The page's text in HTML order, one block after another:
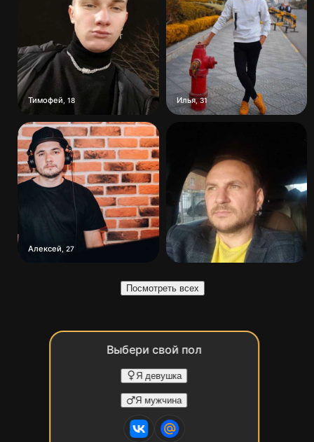
Тимофей 18 Илья,31
Алексей 27
Посмотреть всех
Выбери свой пол
Я девушка
Я мужчина